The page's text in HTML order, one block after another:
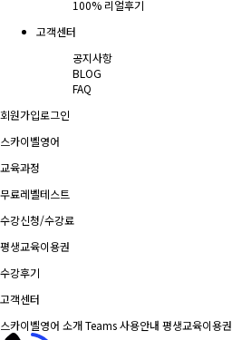
100% 리얼후기
고객센터
공지사항
BLOG
FAQ
회원가입로그인
스카이벨영어
교육과정
무료레벨테스트
수강신청/수강료
평생교육이용권
수강후기
고객센터
스카이벨영어 소개Teams 사용안내 평생교육이용권